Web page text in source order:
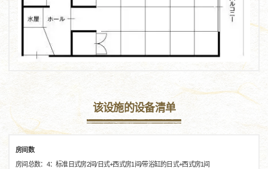
该设施的设备清单
房间数
房间总数：4：标准日式房2间/日式+西式房1间/带浴缸的日式+西式房1间